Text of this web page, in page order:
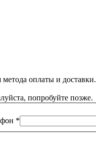
оплаты и доставки.
попробуйте позже.
*